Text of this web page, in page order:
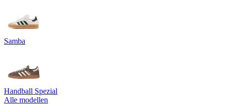
Samba
Handball Spezial
Alle modellen